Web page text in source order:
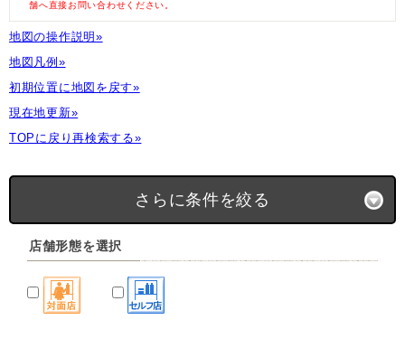
舗へ直接お問い合わせください。
地図の操作説明»
地図凡例»
初期位置に地図を戻す»
現在地更新»
TOPに戻り再検索する»
さらに条件を絞る
店舗形態を選択